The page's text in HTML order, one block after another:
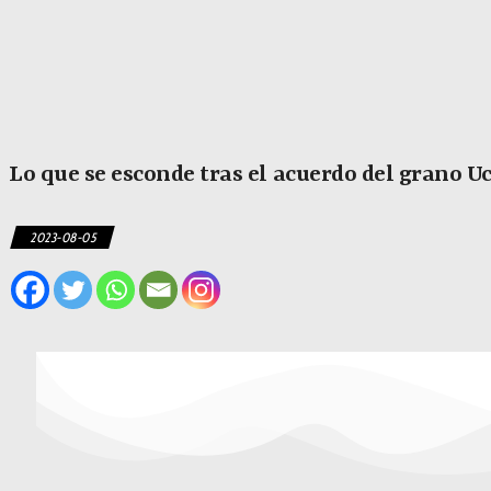
Lo que se esconde tras el acuerdo del grano
2023-08-05